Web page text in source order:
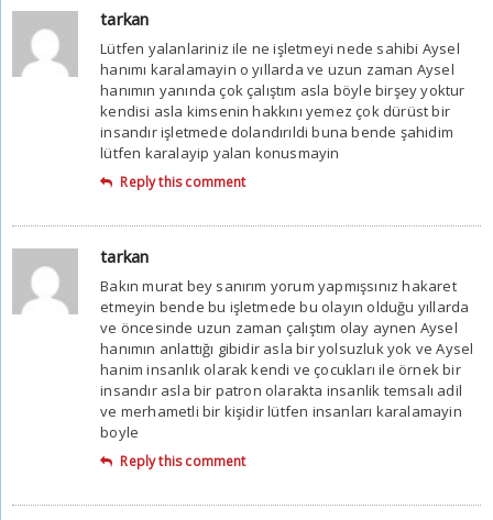
tarkan
Lütfen yalanlariniz ile ne işletmeyi nede sahibi Aysel
hanımı karalamayin o yıllarda ve uzun zaman Aysel
hanımın yanında çok çalıştım asla böyle birşey yoktur
kendisi asla kimsenin hakkını yemez çok dürüst bir
insandır işletmede dolandırıldi buna bende şahidim
lütfen karalayip yalan konusmayin
Reply this comment
tarkan
Bakın murat bey sanırım yorum yapmışsınız hakaret
etmeyin bende bu işletmede bu olayın olduğu yıllarda
ve öncesinde uzun zaman çalıştım olay aynen Aysel
hanımın anlattığı gibidir asla bir yolsuzluk yok ve Aysel
hanim insanlık olarak kendi ve çocukları ile örnek bir
insandır asla bir patron olarakta insanlik temsalı adil
ve merhametli bir kişidir lütfen insanları karalamayin
boyle
Reply this comment